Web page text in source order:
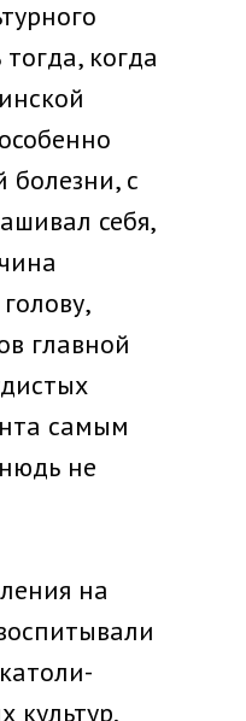
когда
болезни, с
себя,
главной
самым
не
на
культур.